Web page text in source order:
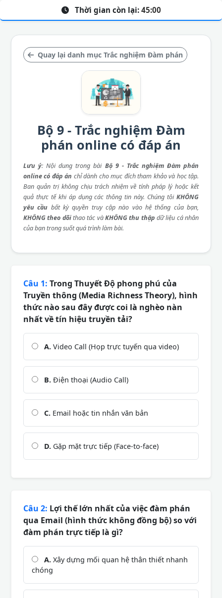
Quay lại danh mục Trắc nghiệm Đàm phán
Bộ 9 - Trắc nghiệm Đàm
phán online có đáp án
Lưu ý: Nội dung trong bài Bộ 9 - Trắc nghiệm Đàm phán
online có đáp án chỉ dành cho mục đích tham khảo và học tập.
Ban quản trị không chịu trách nhiệm về tính pháp lý hoặc kết
quả thực tế khi áp dụng các thông tin này. Chúng tôi KHÔNG
yêu cầu bất kỳ quyền truy cập nào vào hệ thống của bạn,
KHÔNG theo dõithao tác vàKHÔNG thu thập dữ liệu cá nhân
của bạn trong suốt quá trình làm bài.
Thời gian còn lại: 45:00
Câu 1: Trong Thuyết Độ phong phú của
Truyền thông (Media Richness Theory), hình
thức nào sau đây được coi là nghèo nàn
nhất về tín hiệu truyền tải?
A. Video Call (Họp trực tuyến qua video)
B. Điện thoại (Audio Call)
C. Email hoặc tin nhắn văn bản
D. Gặp mặt trực tiếp (Face-to-face)
Câu 2: Lợi thế lớn nhất của việc đàm phán
qua Email (hình thức không đồng bộ) so với
đàm phán trực tiếp là gì?
A. Xây dựng mối quan hệ thân thiết nhanh
chóng